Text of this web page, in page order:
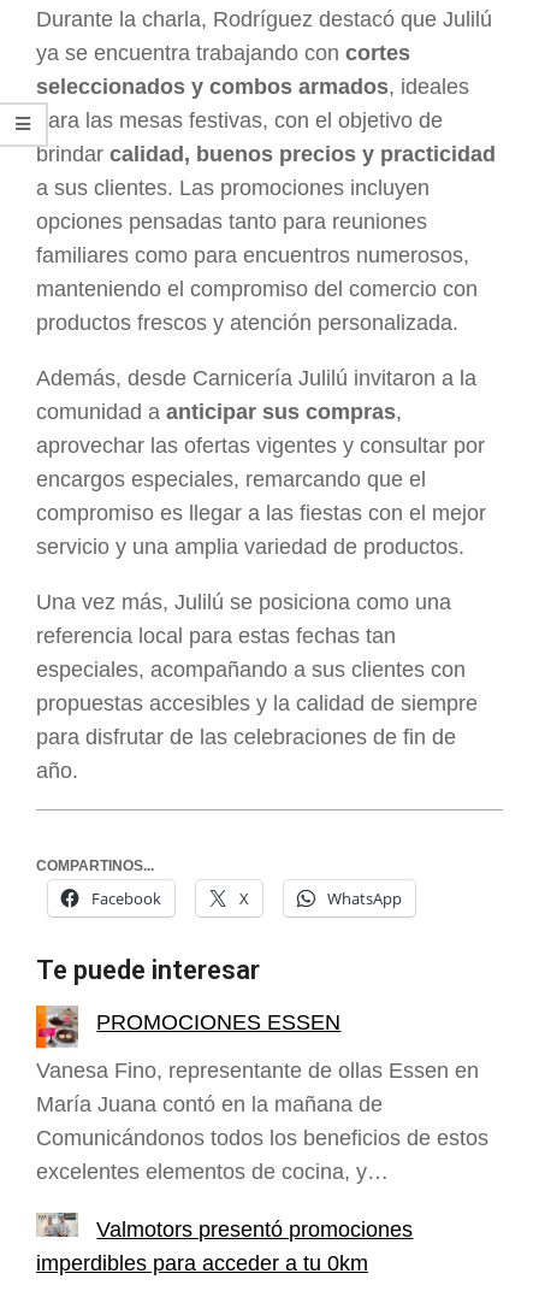
Durante la charla, Rodríguez destacó que Julilú
ya se encuentra trabajando con cortes
seleccionados y combos armados, ideales
para las mesas festivas, con el objetivo de
brindar calidad, buenos precios y practicidad
a sus clientes. Las promociones incluyen
opciones pensadas tanto para reuniones
familiares como para encuentros numerosos,
manteniendo el compromiso del comercio con
productos frescos y atención personalizada.
Además, desde Carnicería Julilú invitaron a la
comunidad a anticipar sus compras,
aprovechar las ofertas vigentes y consultar por
encargos especiales, remarcando que el
compromiso es llegar a las fiestas con el mejor
servicio y una amplia variedad de productos.
Una vez más, Julilú se posiciona como una
referencia local para estas fechas tan
especiales, acompañando a sus clientes con
propuestas accesibles y la calidad de siempre
para disfrutar de las celebraciones de fin de
año.
COMPARTINOS...
Facebook X WhatsApp
Te puede interesar
PROMOCIONES ESSEN
Vanesa Fino, representante de ollas Essen en
María Juana contó en la mañana de
Comunicándonos todos los beneficios de estos
excelentes elementos de cocina, y…
Valmotors presentó promociones
imperdibles para acceder a tu 0km